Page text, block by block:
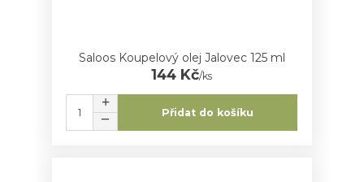
Saloos Koupelový olej Jalovec 125 ml
144 Kč/ks
Přidat do košíku